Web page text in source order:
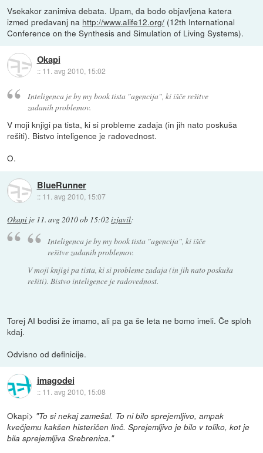
Vsekakor zanimiva debata. Upam, da bodo objavljena katera
izmed predavanj na http://www.alife12.org/ (12th International
Conference on the Synthesis and Simulation of Living Systems).
Okapi
:: 11. avg 2010, 15:02
Inteligenca je by my book tista "agencija", ki išče rešitve
zadanih problemov.
V moji knjigi pa tista, ki si probleme zadaja (in jih nato poskuša
rešiti). Bistvo inteligence je radovednost.
O.
BlueRunner
:: 11. avg 2010, 15:07
Okapi je 11. avg 2010 ob 15:02 izjavil:
Inteligenca je by my book tista "agencija", ki išče
rešitve zadanih problemov.
V moji knjigi pa tista, ki si probleme zadaja (in jih nato poskuša
rešiti). Bistvo inteligence je radovednost.
Torej AI bodisi že imamo, ali pa ga še leta ne bomo imeli. Če sploh
kdaj.
Odvisno od definicije.
imagodei
:: 11. avg 2010, 15:08
Okapi> "To si nekaj zamešal. To ni bilo sprejemljivo, ampak
kvečjemu kakšen histeričen linč. Sprejemljivo je bilo v toliko, kot je
bila sprejemljiva Srebrenica."